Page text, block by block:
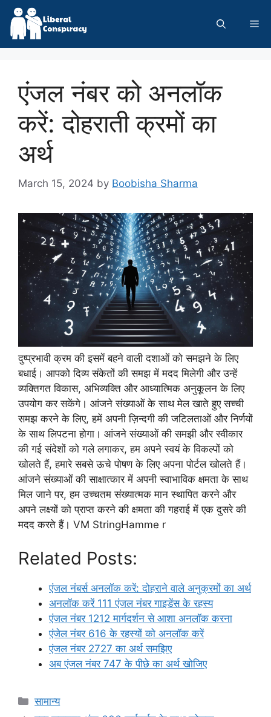
Skip
content
एंजल नंबर को अनलॉक
करें: दोहराती क्रमों का
अर्थ
March 15, 2024 by Boobisha Sharma
दुष्प्रभावी क्रम की इसमें बहने वाली दशाओं को समझने के लिए
बधाई। आपको दिव्य संकेतों की समझ में मदद मिलेगी और उन्हें
व्यक्तिगत विकास, अभिव्यक्ति और आध्यात्मिक अनुकूलन के लिए
उपयोग कर सकेंगे। आंजने संख्याओं के साथ मेल खाते हुए सच्ची
समझ करने के लिए, हमें अपनी ज़िन्दगी की जटिलताओं और निर्णयों
के साथ लिपटना होगा। आंजने संख्याओं की समझी और स्वीकार
की गई संदेशों को गले लगाकर, हम अपने स्वयं के विकल्पों को
खोलते हैं, हमारे सबसे ऊचे पोषण के लिए अपना पोर्टल खोलते हैं।
आंजने संख्याओं की साक्षात्कार में अपनी स्वाभाविक क्षमता के साथ
मिल जाने पर, हम उच्चतम संख्यात्मक मान स्थापित करने और
अपने लक्ष्यों को प्राप्त करने की क्षमता की गहराई में एक दुसरे की
मदद करते हैं। VM StringHamme r
Related Posts:
एंजल नंबर्स अनलॉक करें: दोहराने वाले अनुक्रमों का अर्थ
अनलॉक करें 111 एंजल नंबर गाइडेंस के रहस्य
एंजल नंबर 1212 मार्गदर्शन से आशा अनलॉक करना
एंजेल नंबर 616 के रहस्यों को अनलॉक करें
एंजल नंबर 2727 का अर्थ समझिए
अब एंजल नंबर 747 के पीछे का अर्थ खोजिए
Categories
सामान्य